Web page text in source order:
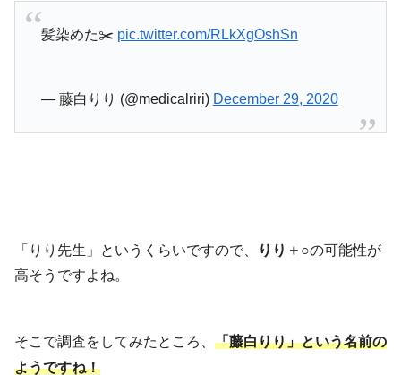
髪染めた✂️ pic.twitter.com/RLkXgOshSn
— 藤白りり (@medicalriri) December 29, 2020
「りり先生」というくらいですので、 りり＋○の可能性が
高そうですよね。
そこで調査をしてみたところ、 「藤白りり」という名前の
ようですね！